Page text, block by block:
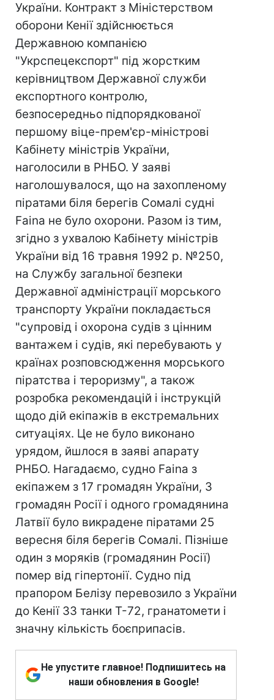
України. Контракт з Міністерством
оборони Кенії здійснюється
Державною компанією
"Укрспецекспорт" під жорстким
керівництвом Державної служби
експортного контролю,
безпосередньо підпорядкованої
першому віце-прем'єр-міністрові
Кабінету міністрів України,
наголосили в РНБО. У заяві
наголошувалося, що на захопленому
піратами біля берегів Сомалі судні
Faina не було охорони. Разом із тим,
згідно з ухвалою Кабінету міністрів
України від 16 травня 1992 р. №250,
на Службу загальної безпеки
Державної адміністрації морського
транспорту України покладається
"супровід і охорона судів з цінним
вантажем і судів, які перебувають у
країнах розповсюдження морського
піратства і тероризму", а також
розробка рекомендацій і інструкцій
щодо дій екіпажів в екстремальних
ситуаціях. Це не було виконано
урядом, йшлося в заяві апарату
РНБО. Нагадаємо, судно Faina з
екіпажем з 17 громадян України, 3
громадян Росії і одного громадянина
Латвії було викрадене піратами 25
вересня біля берегів Сомалі. Пізніше
один з моряків (громадянин Росії)
помер від гіпертонії. Судно під
прапором Белізу перевозило з України
до Кенії 33 танки Т-72, гранатомети і
значну кількість боєприпасів.
Не упустите главное! Подпишитесь на
наши обновления в Google!